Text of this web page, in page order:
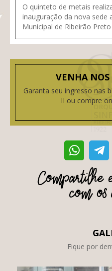
O quinteto de metais
inauguração da nova sede
Municipal de Ribeirão Preto
VENHA NOS
Garanta seu ingresso nas
II ou compre
Compartilhe
com os
Fique por